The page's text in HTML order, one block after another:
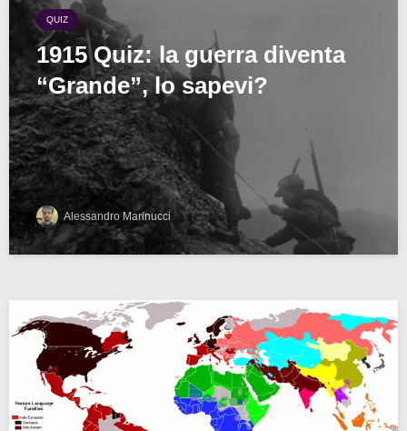
QUIZ
1915 Quiz: la guerra diventa
“Grande”, lo sapevi?
Alessandro Marinucci